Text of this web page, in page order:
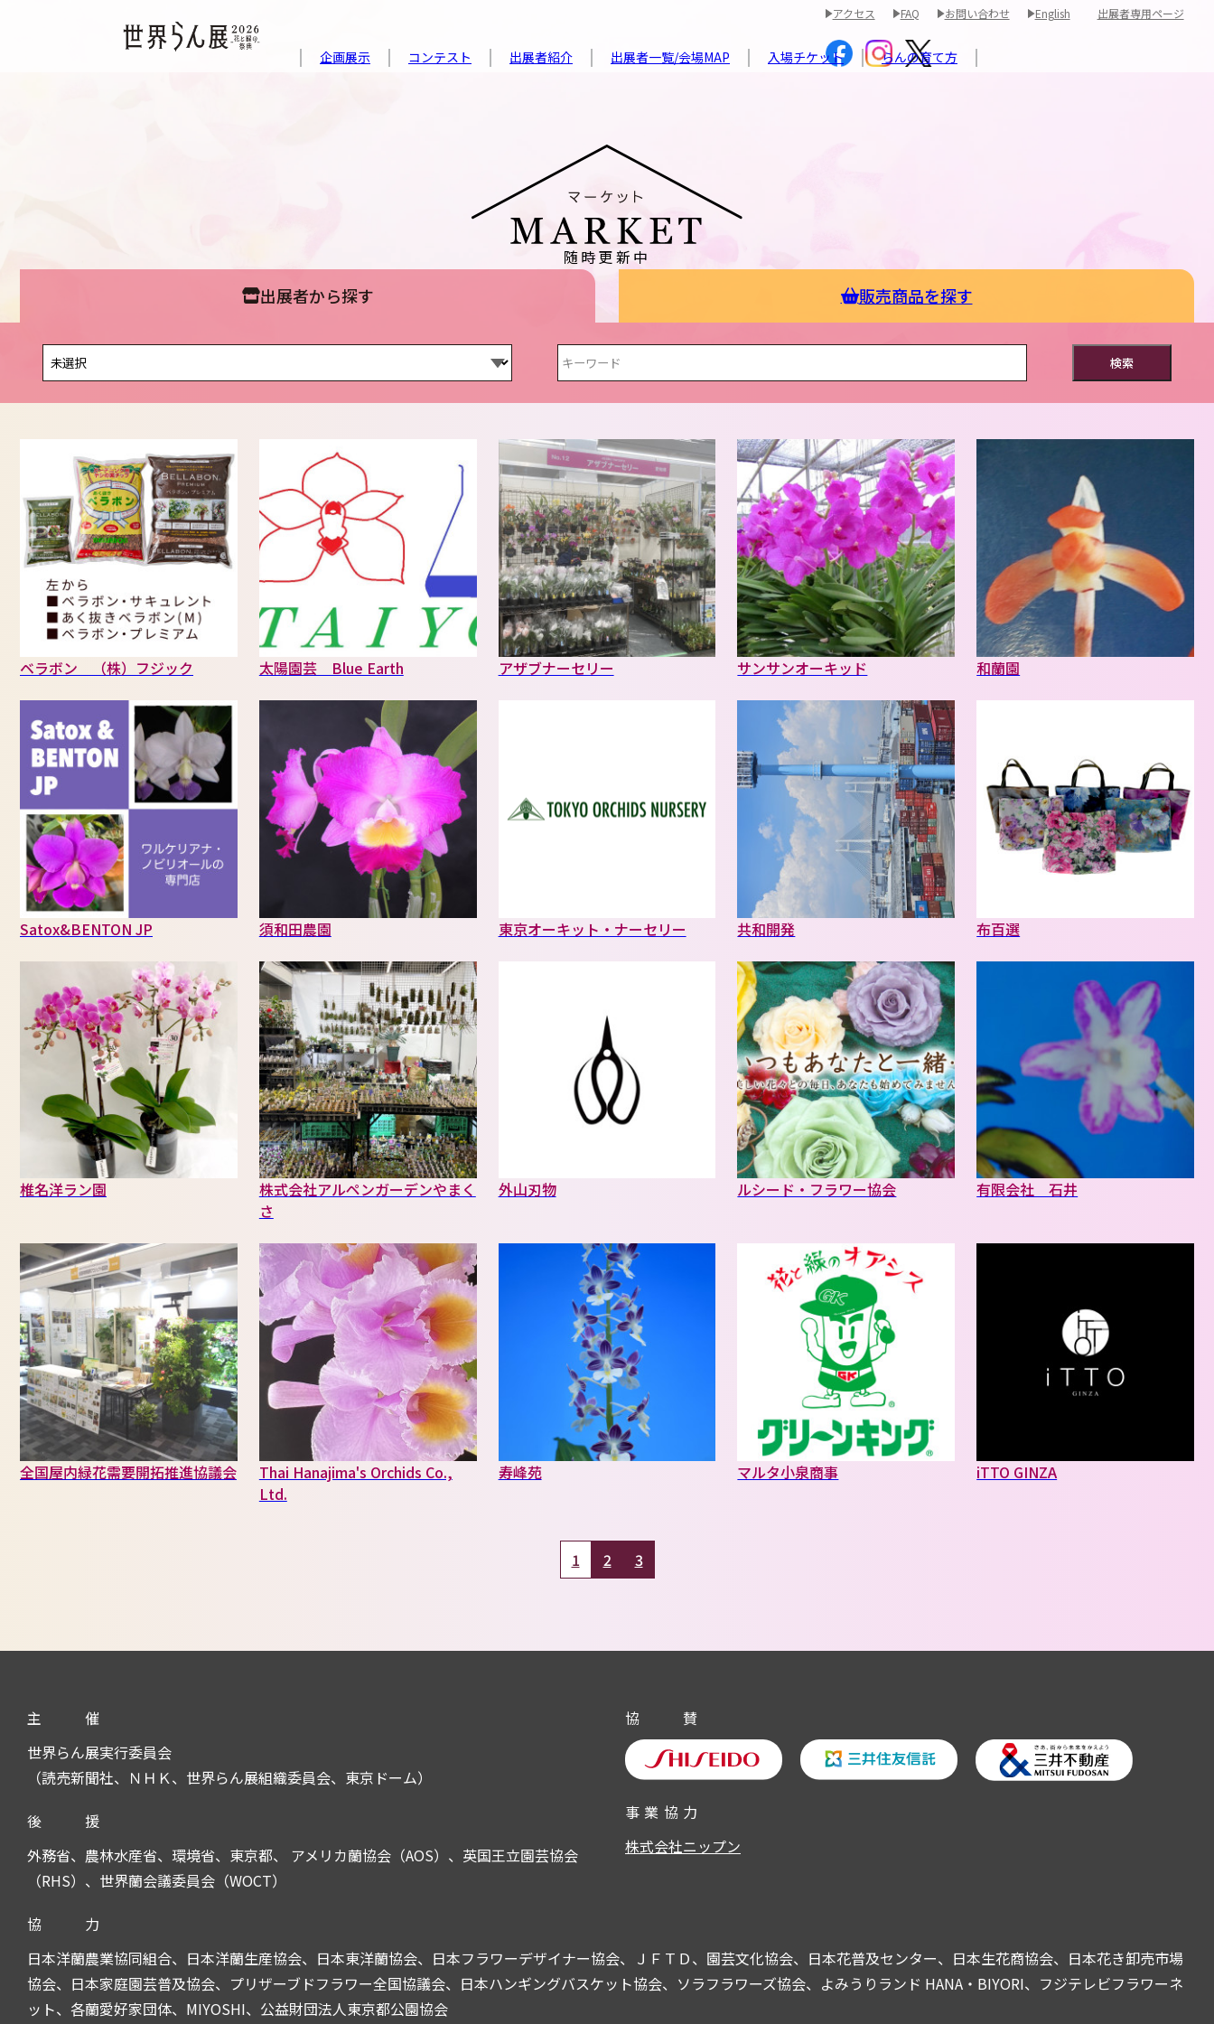
アクセス FAQ お問い合わせ English 出展者専用ページ
企画展示 コンテスト 出展者紹介 出展者一覧/会場MAP 入場チケット らんの育て方
随時更新中
出展者から探す 販売商品を探す
検索
ベラボン （株）フジック 太陽園芸 Blue Earth アザブナーセリー サンサンオーキッド 和蘭園
Satox&BENTON JP 須和田農園 東京オーキット・ナーセリー 共和開発 布百選
椎名洋ラン園
株式会社アルペンガーデンやまく
さ
外山刃物 ルシード・フラワー協会 有限会社 石井
全国屋内緑花需要開拓推進協議会
Thai Hanajima's Orchids Co.,
Ltd.
寿峰苑 マルタ小泉商事 iTTO GINZA
1 2 3
主
催
世界らん展実行委員会
（読売新聞社、ＮＨＫ、世界らん展組織委員会、東京ドーム）
後
援
外務省、農林水産省、環境省、東京都、 アメリカ蘭協会（AOS）、英国王立園芸協会
（RHS）、世界蘭会議委員会（WOCT）
協 賛
事 業 協 力
株式会社ニップン
協
力
日本洋蘭農業協同組合、日本洋蘭生産協会、日本東洋蘭協会、日本フラワーデザイナー協会、ＪＦＴＤ、園芸文化協会、日本花普及センター、日本生花商協会、日本花き卸売市場
協会、日本家庭園芸普及協会、プリザーブドフラワー全国協議会、日本ハンギングバスケット協会、ソラフラワーズ協会、よみうりランド HANA・BIYORI、フジテレビフラワーネ
ット、各蘭愛好家団体、MIYOSHI、公益財団法人東京都公園協会